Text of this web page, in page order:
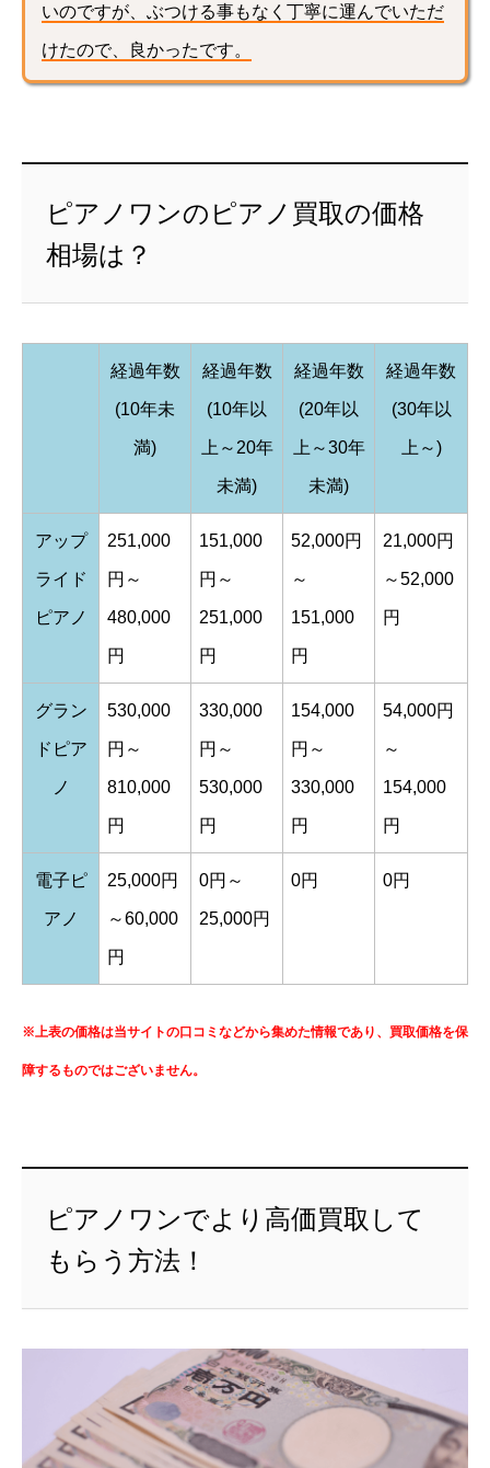
いのですが、ぶつける事もなく丁寧に運んでいただ
けたので、良かったです。
ピアノワンのピアノ買取の価格
相場は？
経過年数
(10年未
満)
経過年数
(10年以
上～20年
未満)
経過年数
(20年以
上～30年
未満)
経過年数
(30年以
上～)
アップ
ライド
ピアノ
251,000
円～
480,000
円
151,000
円～
251,000
円
52,000円
～
151,000
円
21,000円
～52,000
円
グラン
ドピア
ノ
530,000
円～
810,000
円
330,000
円～
530,000
円
154,000
円～
330,000
円
54,000円
～
154,000
円
電子ピ
アノ
25,000円
～60,000
円
0円～
25,000円
0円 0円
※上表の価格は当サイトの口コミなどから集めた情報であり、買取価格を保
障するものではございません。
ピアノワンでより高価買取して
もらう方法！